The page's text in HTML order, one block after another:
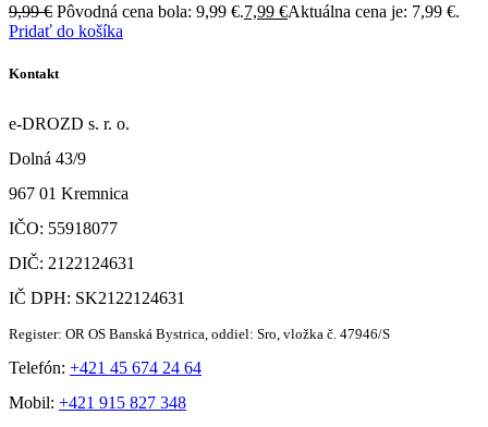
9,99€ Pôvodná cena bola: 9,99 €.7,99 €Aktuálna cena je: 7,99 €.
Pridať do košíka
Kontakt
e-DROZD s. r. o.
Dolná 43/9
967 01 Kremnica
IČO: 55918077
DIČ: 2122124631
IČ DPH: SK2122124631
Register: OR OS Banská Bystrica, oddiel: Sro, vložka č. 47946/S
Telefón: +421 45 674 24 64
Mobil: +421 915 827 348